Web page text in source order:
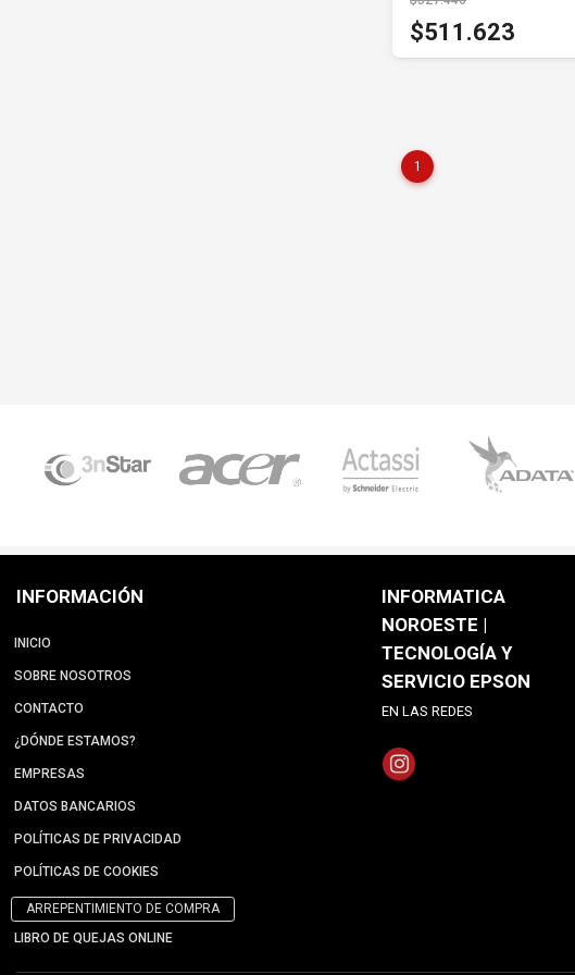
$511.623
1
INFORMACIÓN
INICIO
SOBRE NOSOTROS
CONTACTO
¿DÓNDE ESTAMOS?
EMPRESAS
DATOS BANCARIOS
POLÍTICAS DE PRIVACIDAD
POLÍTICAS DE COOKIES
ARREPENTIMIENTO DE COMPRA
LIBRO DE QUEJAS ONLINE
INFORMATICA
NOROESTE |
TECNOLOGÍA Y
SERVICIO EPSON
EN LAS REDES